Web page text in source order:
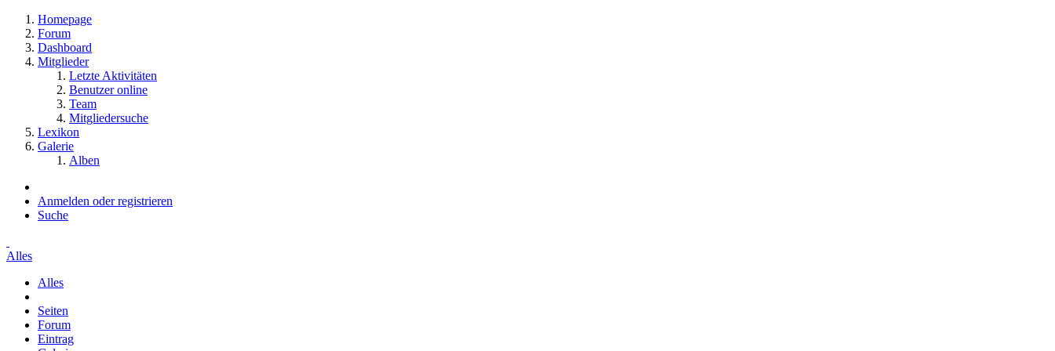
Homepage
Forum
Dashboard
Mitglieder
Letzte Aktivitäten
Benutzer online
Team
Mitgliedersuche
Lexikon
Galerie
Alben
Anmelden oder registrieren
Suche
Alles
Alles
Seiten
Forum
Eintrag